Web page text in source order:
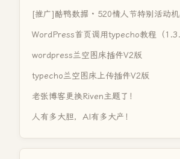
[推广]酷鸭数据 · 520情人节特别活动机
WordPress首页调用typecho教程（
wordpress兰空图床插件V2版
typecho兰空图床上传插件V2版
老张博客更换Riven主题了！
人有多大胆，AI有多大产！